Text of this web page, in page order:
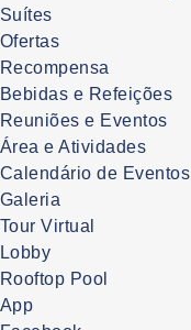
Suítes
Ofertas
Recompensa
Bebidas e Refeições
Reuniões e Eventos
Área e Atividades
Calendário de Eventos
Galeria
Tour Virtual
Lobby
Rooftop Pool
App